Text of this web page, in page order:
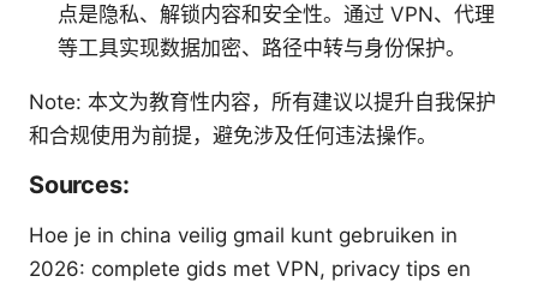
点是隐私、解锁内容和安全性。通过 VPN、代理
等工具实现数据加密、路径中转与身份保护。
Note: 本文为教育性内容，所有建议以提升自我保护
和合规使用为前提，避免涉及任何违法操作。
Sources:
Hoe je in china veilig gmail kunt gebruiken in
2026: complete gids met VPN, privacy tips en